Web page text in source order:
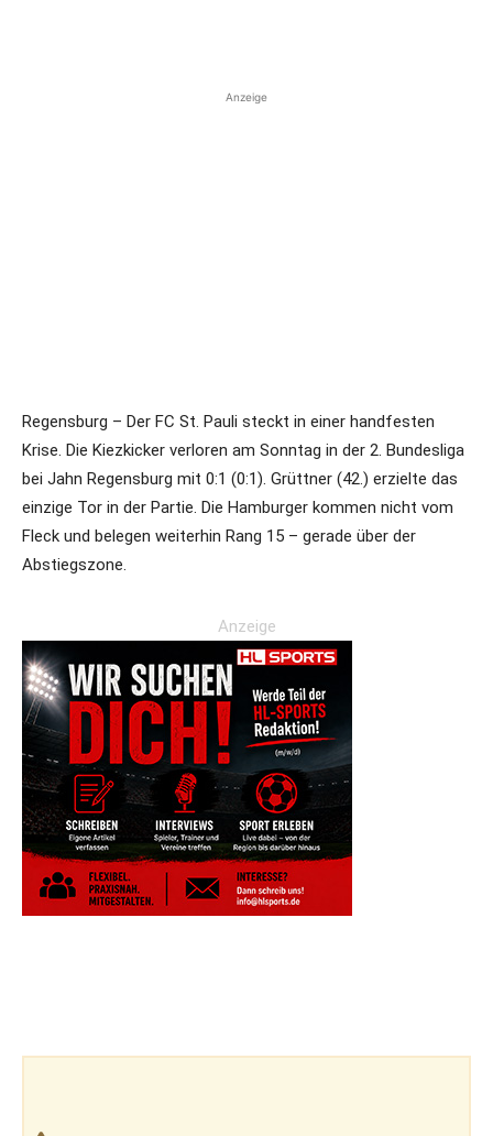
Anzeige
Regensburg – Der FC St. Pauli steckt in einer handfesten
Krise. Die Kiezkicker verloren am Sonntag in der 2. Bundesliga
bei Jahn Regensburg mit 0:1 (0:1). Grüttner (42.) erzielte das
einzige Tor in der Partie. Die Hamburger kommen nicht vom
Fleck und belegen weiterhin Rang 15 – gerade über der
Abstiegszone.
Anzeige